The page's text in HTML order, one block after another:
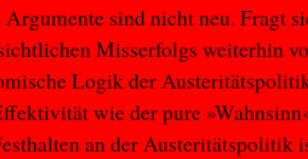
Argumente sind nicht neu. Fragt
Misserfolgs weiterhin
Logik der
wie der pure
an der